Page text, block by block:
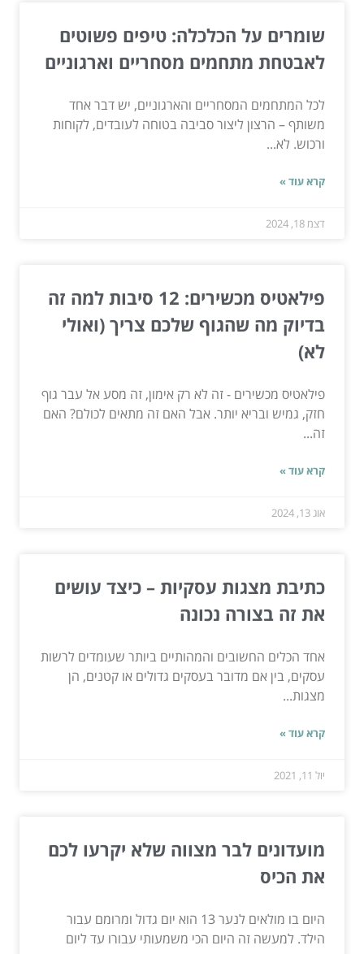
שומרים על הכלכלה: טיפים פשוטים
לאבטחת מתחמים מסחריים וארגוניים
לכל המתחמים המסחריים והארגוניים, יש דבר אחד
משותף – הרצון ליצור סביבה בטוחה לעובדים, לקוחות
ורכוש. לא...
קרא עוד »
דצמ 18, 2024
פילאטיס מכשירים: 12 סיבות למה זה
בדיוק מה שהגוף שלכם צריך (ואולי
לא)
פילאטיס מכשירים - זה לא רק אימון, זה מסע אל עבר גוף
חזק, גמיש ובריא יותר. אבל האם זה מתאים לכולם? האם
זה...
קרא עוד »
אוג 13, 2024
כתיבת מצגות עסקיות – כיצד עושים
את זה בצורה נכונה
אחד הכלים החשובים והמהותיים ביותר שעומדים לרשות
עסקים, בין אם מדובר בעסקים גדולים או קטנים, הן
מצגות...
קרא עוד »
יול 11, 2021
מועדונים לבר מצווה שלא יקרעו לכם
את הכיס
היום בו מולאים לנער 13 הוא יום גדול ומרומם עבור
הילד. למעשה זה היום הכי משמעותי עבורו עד ליום